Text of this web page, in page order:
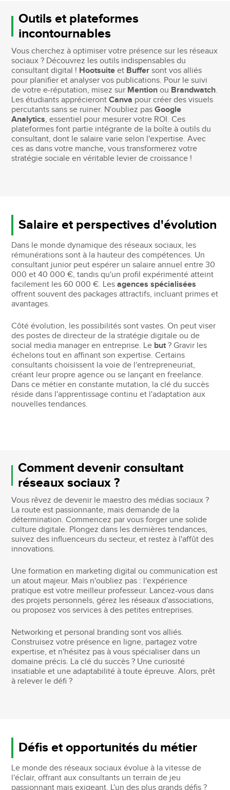
Outils et plateformes
incontournables
Vous cherchez à optimiser votre présence sur les réseaux
sociaux ? Découvrez les outils indispensables du
consultant digital ! Hootsuite et Buffer sont vos alliés
pour planifier et analyser vos publications. Pour le suivi
de votre e-réputation, misez sur Mention ou Brandwatch.
Les étudiants apprécierontCanva pour créer des visuels
percutants sans se ruiner. N'oubliez pasGoogle
Analytics, essentiel pour mesurer votre ROI. Ces
plateformes font partie intégrante de la boîte à outils du
consultant, dont le salaire varie selon l'expertise. Avec
ces as dans votre manche, vous transformerez votre
stratégie sociale en véritable levier de croissance !
Salaire et perspectives d'évolution
Dans le monde dynamique des réseaux sociaux, les
rémunérations sont à la hauteur des compétences. Un
consultant junior peut espérer un salaire annuel entre 30
000 et 40 000 €, tandis qu'un profil expérimenté atteint
facilement les 60 000 €. Lesagences spécialisées
offrent souvent des packages attractifs, incluant primes et
avantages.
Côté évolution, les possibilités sont vastes. On peut viser
des postes de directeur de la stratégie digitale ou de
social media manager en entreprise. Le but ? Gravir les
échelons tout en affinant son expertise. Certains
consultants choisissent la voie de l'entrepreneuriat,
créant leur propre agence ou se lançant en freelance.
Dans ce métier en constante mutation, la clé du succès
réside dans l'apprentissage continu et l'adaptation aux
nouvelles tendances.
Comment devenir consultant
réseaux sociaux ?
Vous rêvez de devenir le maestro des médias sociaux ?
La route est passionnante, mais demande de la
détermination. Commencez par vous forger une solide
culture digitale. Plongez dans les dernières tendances,
suivez des influenceurs du secteur, et restez à l'affût des
innovations.
Une formation en marketing digital ou communication est
un atout majeur. Mais n'oubliez pas : l'expérience
pratique est votre meilleur professeur. Lancez-vous dans
des projets personnels, gérez les réseaux d'associations,
ou proposez vos services à des petites entreprises.
Networking et personal branding sont vos alliés.
Construisez votre présence en ligne, partagez votre
expertise, et n'hésitez pas à vous spécialiser dans un
domaine précis. La clé du succès ? Une curiosité
insatiable et une adaptabilité à toute épreuve. Alors, prêt
à relever le défi ?
Défis et opportunités du métier
Le monde des réseaux sociaux évolue à la vitesse de
l'éclair, offrant aux consultants un terrain de jeu
passionnant mais exigeant. L'un des plus grands défis ?